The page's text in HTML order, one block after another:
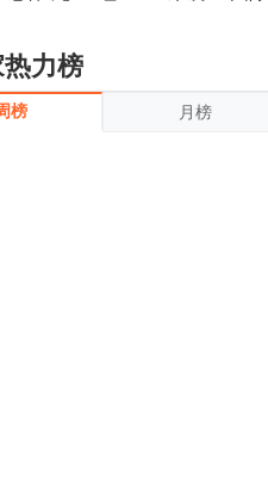
夜盘连粕高位窄幅震荡，建议短线
主。 ...
消息，内外盘贵金属强劲走升，沪
合约涨停，涨幅3.99%，报334.00
力榜
榜 月榜